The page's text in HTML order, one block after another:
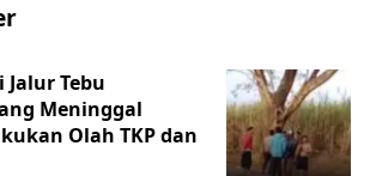
Jalur Tebu
Meninggal
Olah TKP dan